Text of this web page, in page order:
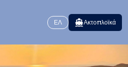
ΕΛ Ακτοπλοϊκά